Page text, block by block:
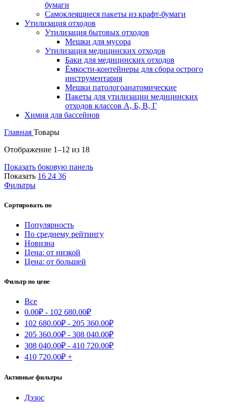
бумаги
Самоклеящиеся пакеты из крафт-бумаги
Утилизация отходов
Утилизация бытовых отходов
Мешки для мусора
Утилизация медицинских отходов
Баки для медицинских отходов
Ёмкости-контейнеры для сбора острого
инструментария
Мешки патологоанатомические
Пакеты для утилизации медицинских
отходов классов А, Б, В, Г
Химия для бассейнов
Главная Товары
Отображение 1–12 из 18
Показать боковую панель
Показать 16 24 36
Фильтры
Сортировать по
Популярность
По среднему рейтингу
Новизна
Цена: от низкой
Цена: от большей
Фильтр по цене
Все
0.00₽ - 102 680.00₽
102 680.00₽ - 205 360.00₽
205 360.00₽ - 308 040.00₽
308 040.00₽ - 410 720.00₽
410 720.00₽ +
Активные фильтры
Дэзос